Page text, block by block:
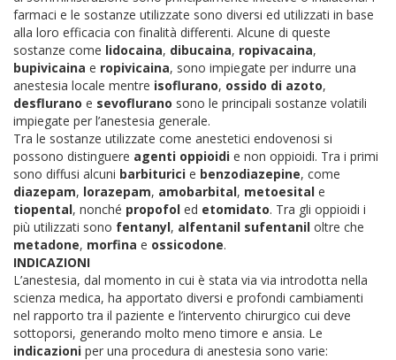
farmaci e le sostanze utilizzate sono diversi ed utilizzati in base
alla loro efficacia con finalità differenti. Alcune di queste
sostanze come lidocaina, dibucaina, ropivacaina,
bupivicaina e ropivicaina, sono impiegate per indurre una
anestesia locale mentre isoflurano, ossido di azoto,
desflurano e sevoflurano sono le principali sostanze volatili
impiegate per l’anestesia generale.
Tra le sostanze utilizzate come anestetici endovenosi si
possono distinguere agenti oppioidi e non oppioidi. Tra i primi
sono diffusi alcuni barbiturici e benzodiazepine, come
diazepam, lorazepam, amobarbital, metoesital e
tiopental, nonché propofol ed etomidato. Tra gli oppioidi i
più utilizzati sono fentanyl, alfentanil sufentanil oltre che
metadone, morfina e ossicodone.
INDICAZIONI
L’anestesia, dal momento in cui è stata via via introdotta nella
scienza medica, ha apportato diversi e profondi cambiamenti
nel rapporto tra il paziente e l’intervento chirurgico cui deve
sottoporsi, generando molto meno timore e ansia. Le
indicazioni per una procedura di anestesia sono varie: